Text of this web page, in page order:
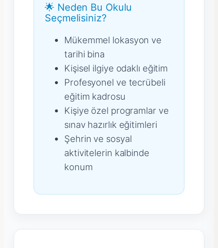
🌟 Neden Bu Okulu
Seçmelisiniz?
Mükemmel lokasyon ve
tarihi bina
Kişisel ilgiye odaklı eğitim
Profesyonel ve tecrübeli
eğitim kadrosu
Kişiye özel programlar ve
sınav hazırlık eğitimleri
Şehrin ve sosyal
aktivitelerin kalbinde
konum